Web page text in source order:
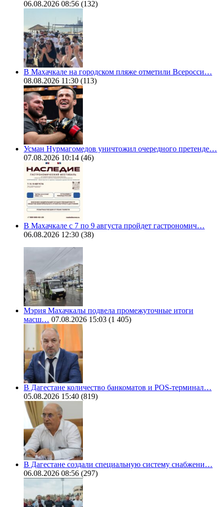
06.08.2026 08:56 (132)
В Махачкале на городском пляже отметили Всеросси…
08.08.2026 11:30 (113)
Усман Нурмагомедов уничтожил очередного претенде…
07.08.2026 10:14 (46)
В Махачкале с 7 по 9 августа пройдет гастрономич…
06.08.2026 12:30 (38)
Мэрия Махачкалы подвела промежуточные итоги
масш… 07.08.2026 15:03 (1 405)
В Дагестане количество банкоматов и POS-терминал…
05.08.2026 15:40 (819)
В Дагестане создали специальную систему снабжени…
06.08.2026 08:56 (297)